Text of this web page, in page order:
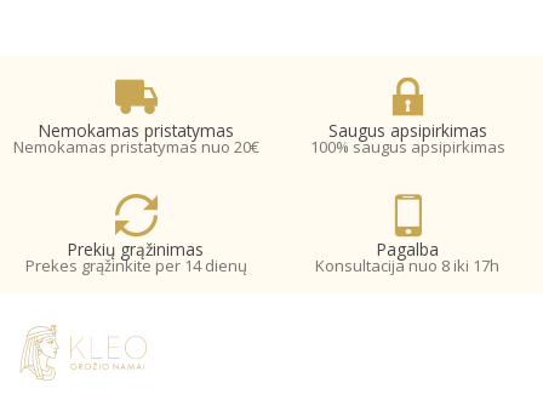
Nemokamas pristatymas
Nemokamas pristatymas nuo 20€
Saugus apsipirkimas
100% saugus apsipirkimas
Prekių grąžinimas
Prekes grąžinkite per 14 dienų
Pagalba
Konsultacija nuo 8 iki 17h